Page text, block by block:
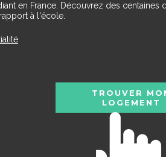
en France. Découvrez des
à l'école.
TROUVER
LOGEMENT